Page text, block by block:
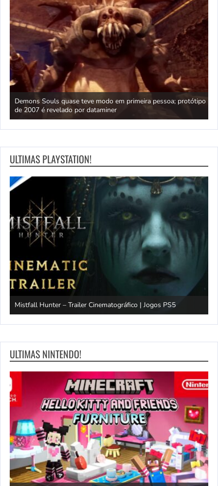
Demons Souls quase teve modo em primeira pessoa; protótipo
de 2007 é revelado por dataminer
ULTIMAS PLAYSTATION!
Mistfall Hunter – Trailer Cinematográfico | Jogos PS5
ULTIMAS NINTENDO!